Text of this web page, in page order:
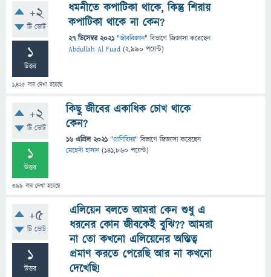
+2
টি ভোট
1
উত্তর
1,425 বার দেখা হয়েছে
ধমনীতে কপাটিকা থাকে, কিন্তু শিরায়
কপাটিকা থাকে না কেন?
27 ডিসেম্বর 2021 "জীববিজ্ঞান" বিভাগে জিজ্ঞাসাকরেছেন
Abdullah Al Fuad (2,990 পয়েন্ট)
+2
টি ভোট
1
উত্তর
399 বার দেখা হয়েছে
কিছু জীবের একাধিক চোখ থাকে
কেন?
16 এপ্রিল 2021 "প্রাণিবিদ্যা" বিভাগে জিজ্ঞাসাকরেছেন
মেহেদী হাসান (141,860 পয়েন্ট)
+5
টি ভোট
1
উত্তর
এলিয়েন বলতে আমরা কেন শুধু এ
ধরনের কোন জীবকেই বুঝি?? আমরা
না তো কখনো এলিয়েনের অস্তিত্ব
প্রমাণ করতে পেরেছি আর না কখনো
দেখেছি!